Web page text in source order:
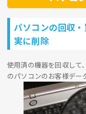
パソコンの回収
実に削除
使用済の機器を回収して
のパソコンのお客様デー